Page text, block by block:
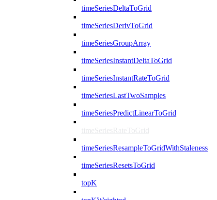
timeSeriesDeltaToGrid
timeSeriesDerivToGrid
timeSeriesGroupArray
timeSeriesInstantDeltaToGrid
timeSeriesInstantRateToGrid
timeSeriesLastTwoSamples
timeSeriesPredictLinearToGrid
timeSeriesRateToGrid
timeSeriesResampleToGridWithStaleness
timeSeriesResetsToGrid
topK